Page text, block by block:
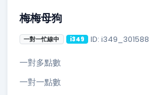
梅梅母狗
一對一忙線中 i349 ID: i349_301588
一對多點數
一對一點數